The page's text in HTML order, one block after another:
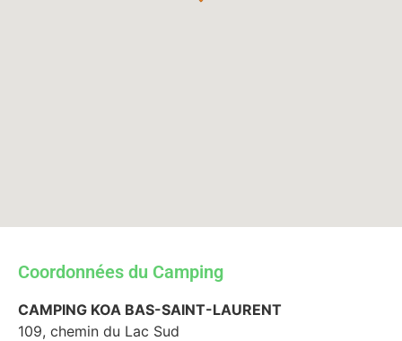
Coordonnées du Camping
CAMPING KOA BAS-SAINT-LAURENT
109, chemin du Lac Sud